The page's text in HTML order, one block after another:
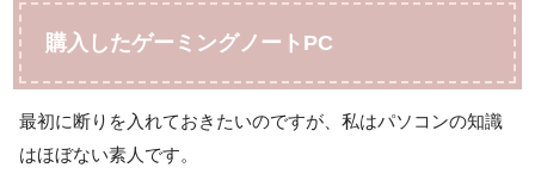
購入したゲーミングノートPC
最初に断りを入れておきたいのですが、私はパソコンの知識
はほぼない素人です。